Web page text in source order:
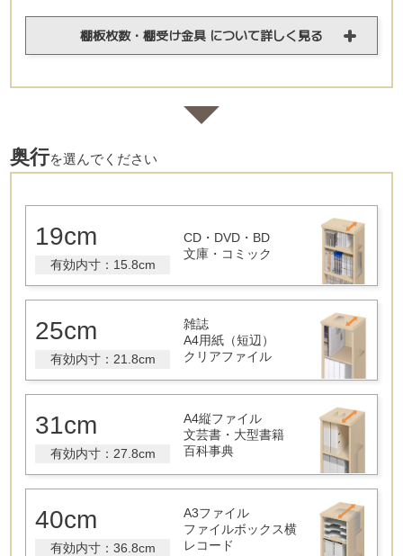
棚板枚数・棚受け金具 について詳しく見る
奥行を選んでください
19cm
有効内寸：15.8cm
CD・DVD・BD
文庫・コミック
25cm
有効内寸：21.8cm
雑誌
A4用紙（短辺）
クリアファイル
31cm
有効内寸：27.8cm
A4縦ファイル
文芸書・大型書籍
百科事典
40cm
有効内寸：36.8cm
A3ファイル
ファイルボックス横
レコード